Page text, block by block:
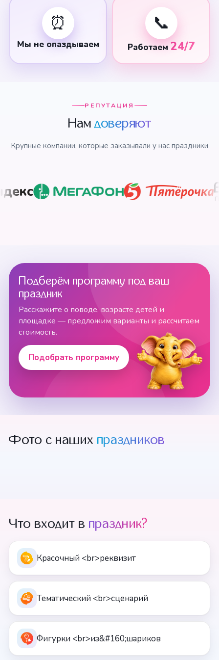
⏰
Мы не опаздываем
📞
Работаем 24/7
РЕПУТАЦИЯ
Намдоверяют
Крупные компании, которые заказывали у нас праздники
Подберём программу под ваш
праздник
Расскажите о поводе, возрасте детей и
площадке — предложим варианты и рассчитаем
стоимость.
Подобрать программу
Фото с наших праздников
Что входит в праздник?
Красочный <br>реквизит
Тематический <br>сценарий
Фигурки <br>из&#160;шариков